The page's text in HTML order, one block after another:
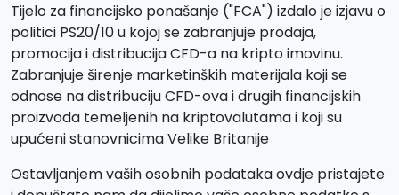
Tijelo za financijsko ponašanje ("FCA") izdalo je izjavu o
politici PS20/10 u kojoj se zabranjuje prodaja,
promocija i distribucija CFD-a na kripto imovinu.
Zabranjuje širenje marketinških materijala koji se
odnose na distribuciju CFD-ova i drugih financijskih
proizvoda temeljenih na kriptovalutama i koji su
upućeni stanovnicima Velike Britanije
Ostavljanjem vaših osobnih podataka ovdje pristajete